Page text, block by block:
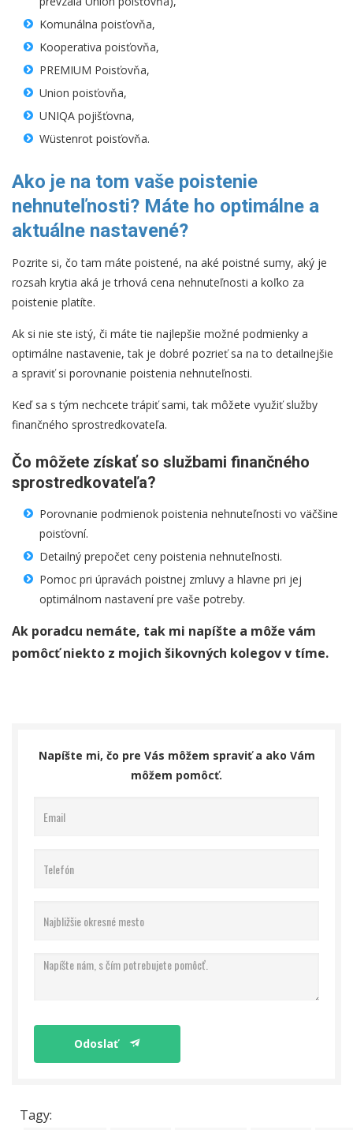
Komunálna poisťovňa,
Kooperativa poisťovňa,
PREMIUM Poisťovňa,
Union poisťovňa,
UNIQA pojišťovna,
Wüstenrot poisťovňa.
Ako je na tom vaše poistenie
nehnuteľnosti? Máte ho optimálne a
aktuálne nastavené?
Pozrite si, čo tam máte poistené, na aké poistné sumy, aký je
rozsah krytia aká je trhová cena nehnuteľnosti a koľko za
poistenie platíte.
Ak si nie ste istý, či máte tie najlepšie možné podmienky a
optimálne nastavenie, tak je dobré pozrieť sa na to detailnejšie
a spraviť si porovnanie poistenia nehnuteľnosti.
Keď sa s tým nechcete trápiť sami, tak môžete využiť služby
finančného sprostredkovateľa.
Čo môžete získať so službami finančného
sprostredkovateľa?
Porovnanie podmienok poistenia nehnuteľnosti vo väčšine
poisťovní.
Detailný prepočet ceny poistenia nehnuteľnosti.
Pomoc pri úpravách poistnej zmluvy a hlavne pri jej
optimálnom nastavení pre vaše potreby.
Ak poradcu nemáte, tak mi napíšte a môže vám
pomôcť niekto z mojich šikovných kolegov v tíme.
Napíšte mi, čo pre Vás môžem spraviť a ako Vám
môžem pomôcť.
Odoslať
Tagy: